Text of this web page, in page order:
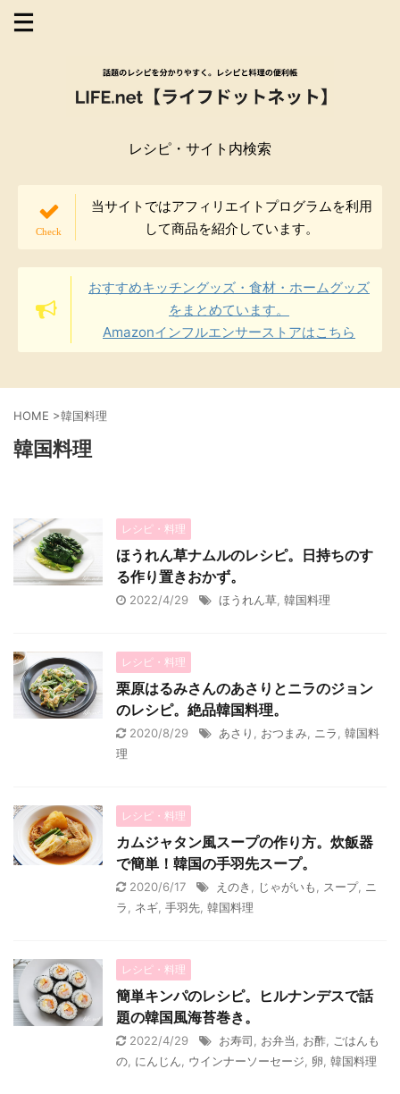
レシピ・サイト内検索
当サイトではアフィリエイトプログラムを利用
して商品を紹介しています。
おすすめキッチングッズ・食材・ホームグッズ
をまとめています。
Amazonインフルエンサーストアはこちら
HOME >韓国料理
韓国料理
レシピ・料理
ほうれん草ナムルのレシピ。日持ちのす
る作り置きおかず。
2022/4/29 ほうれん草 韓国料理
レシピ・料理
栗原はるみさんのあさりとニラのジョン
のレシピ。絶品韓国料理。
2020/8/29 あさり おつまみ ニラ
韓国料
理
レシピ・料理
カムジャタン風スープの作り方。炊飯器
で簡単！韓国の手羽先スープ。
2020/6/17 えのき じゃがいも スープ, ニ
ラ
ネギ 手羽先 韓国料理
レシピ・料理
簡単キンパのレシピ。ヒルナンデスで話
題の韓国風海苔巻き。
2022/4/29 お寿司 お弁当 お酢
ごはんも
の にんじん ウインナーソーセージ 卵 韓国料理